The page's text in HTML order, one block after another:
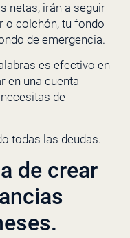
netas, irán a seguir
o colchón, tu fondo
de emergencia.
es efectivo en
en una cuenta
de
todas las deudas.
de crear